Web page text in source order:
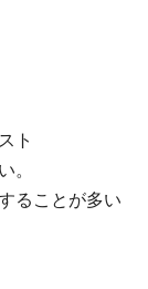
ト
。
ることが多い